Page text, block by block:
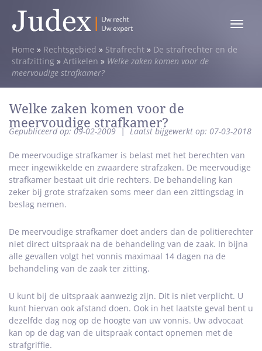
Toggle
Home » Rechtsgebied » Strafrecht » De strafrechter en de
strafzitting » Artikelen » Welke zaken komen voor de
meervoudige strafkamer?
Welke zaken komen voor de
meervoudige strafkamer?
Gepubliceerd op: 09-02-2009|Laatst bijgewerkt op: 07-03-2018
De meervoudige strafkamer is belast met het berechten van
meer ingewikkelde en zwaardere strafzaken. De meervoudige
strafkamer bestaat uit drie rechters. De behandeling kan
zeker bij grote strafzaken soms meer dan een zittingsdag in
beslag nemen.
De meervoudige strafkamer doet anders dan de politierechter
niet direct uitspraak na de behandeling van de zaak. In bijna
alle gevallen volgt het vonnis maximaal 14 dagen na de
behandeling van de zaak ter zitting.
U kunt bij de uitspraak aanwezig zijn. Dit is niet verplicht. U
kunt hiervan ook afstand doen. Ook in het laatste geval bent u
dezelfde dag nog op de hoogte van uw vonnis. Uw advocaat
kan op de dag van de uitspraak contact opnemen met de
strafgriffie.